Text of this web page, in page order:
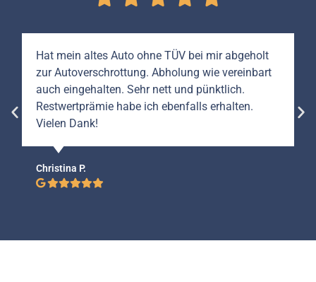
Hat mein altes Auto ohne TÜV bei mir abgeholt
zur Autoverschrottung. Abholung wie vereinbart
auch eingehalten. Sehr nett und pünktlich.
Restwertprämie habe ich ebenfalls erhalten.
Vielen Dank!
Christina P.